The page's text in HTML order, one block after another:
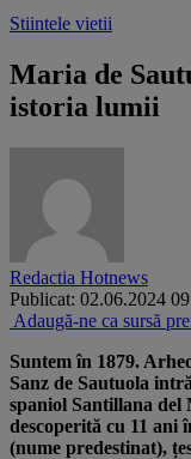
Stiintele vietii
Maria de
istoria lumii
Redactia Hotnews
Publicat: 02.06.2024
Adaugă-ne ca sursă
Suntem în 1879.
Sanz de Sautuola
spaniol Santillana del
descoperită cu 11 ani
(nume predestinat),